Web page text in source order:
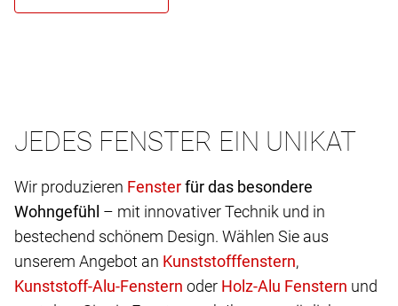
JEDES FENSTER EIN UNIKAT
Wir produzieren
für das besondere
Wohngefühl – mit innovativer Technik und in
bestechend schönem Design. Wählen Sie aus
unserem Angebot an
,
oder
und